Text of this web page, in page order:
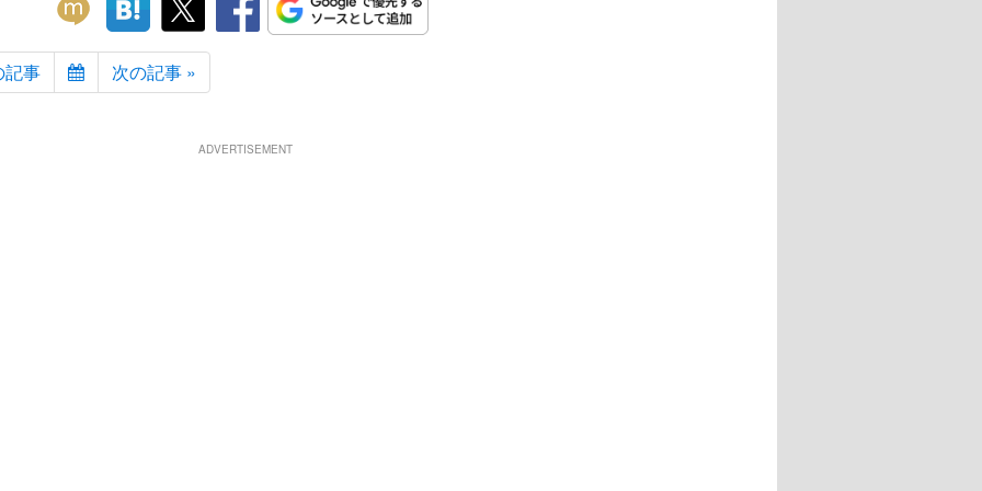
記事 次の記事 »
ADVERTISEMENT